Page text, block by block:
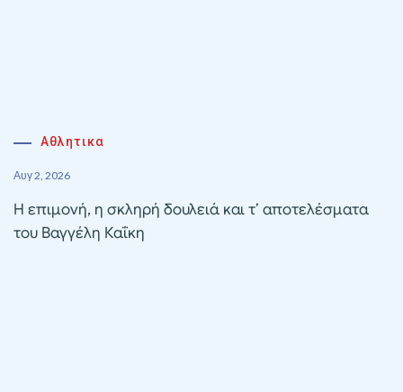
Αθλητικα
Αυγ 2, 2026
Η επιμονή, η σκληρή δουλειά και τ’ αποτελέσματα
του Βαγγέλη Καΐκη